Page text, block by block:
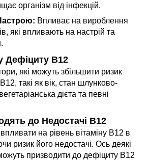
організм від інфекцій.
Впливає на вироблення
які впливають на настрій та
Дефіциту B12
які можуть збільшити ризик
такі як вік, стан шлунково-
дієта та певні
до Недостачі B12
на рівень вітаміну B12 в
ризик його недостачі. Ось деякі
призводити до дефіциту B12